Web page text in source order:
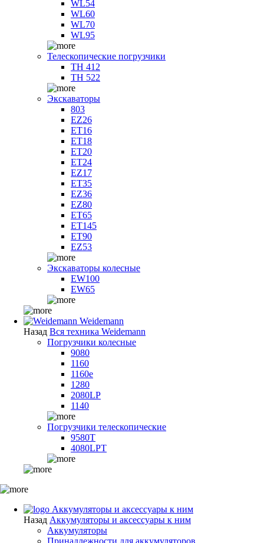
WL54
WL60
WL70
WL95
Телескопические погрузчики
TH 412
TH 522
Экскаваторы
803
EZ26
ET16
ET18
ET20
ET24
EZ17
ET35
EZ36
EZ80
ET65
ET145
ET90
EZ53
Экскаваторы колесные
EW100
EW65
Weidemann
Назад Вся техника Weidemann
Погрузчики колесные
9080
1160
1160e
1280
2080LP
1140
Погрузчики телескопические
9580T
4080LPT
Аккумуляторы и аксессуары к ним
Назад Аккумуляторы и аксессуары к ним
Аккумуляторы
Принадлежности для аккумуляторов